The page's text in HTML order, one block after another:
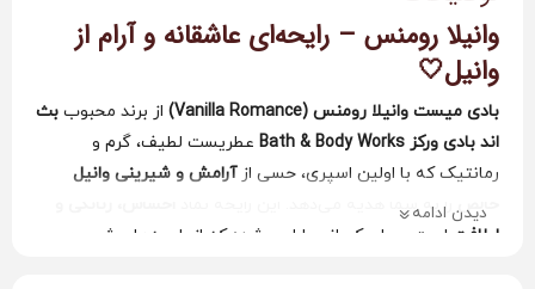
وانیلا رومنس – رایحه‌ای عاشقانه و آرام از
وانیل🤍
بادی میست وانیلا رومنس (Vanilla Romance) از برند محبوب بث
اند بادی ورکز Bath & Body Works عطریست لطیف، گرم و
رمانتیک که با اولین اسپری، حسی ازآرامش و شیرینی وانیل
خالص را به شما هدیه می‌دهد. این رایحه نماد
لطافت است و برای کسانی طراحی شده که از رایحه‌های شیرین و
دیدن ادامه